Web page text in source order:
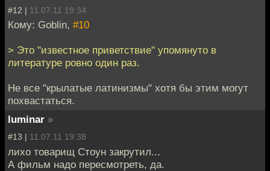
#12 | 11.07.11 19:34
Кому: Goblin, #10
> Это "известное приветствие" упомянуто в
литературе ровно один раз.
Не все "крылатые латинизмы" хотя бы этим могут
похвастаться.
luminar »
#13 | 11.07.11 19:38
лихо товарищ Стоун закрутил...
А фильм надо пересмотреть, да.